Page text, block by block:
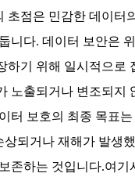
초점은 민감한 데이터
니다. 데이터 보안은
하기 위해 일시적으로
노출되거나 변조되지
터 보호의 최종 목표
상되거나 재해가 발생
존하는 것입니다.여기